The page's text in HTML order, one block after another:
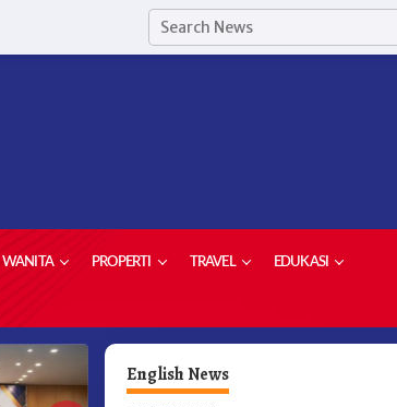
WANITA PROPERTI TRAVEL
EDUKASI
English News